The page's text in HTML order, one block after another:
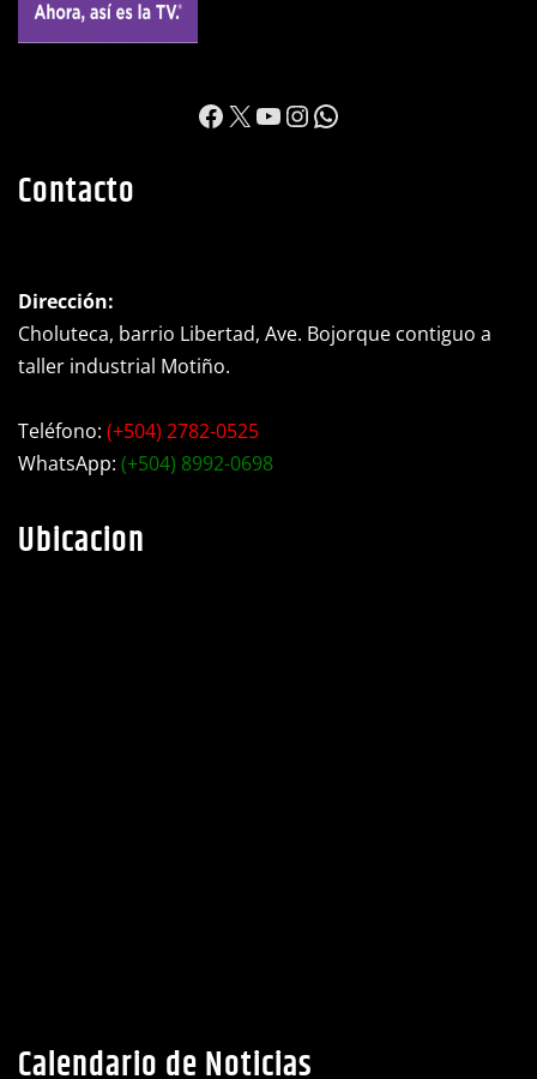
https://
X YouTube
Instagram
WhatsApp
Contacto
Dirección:
Choluteca, barrio Libertad, Ave. Bojorque contiguo a
taller industrial Motiño.
Teléfono:
WhatsApp:
(+504) 8992-0698
Ubicacion
Calendario de Noticias